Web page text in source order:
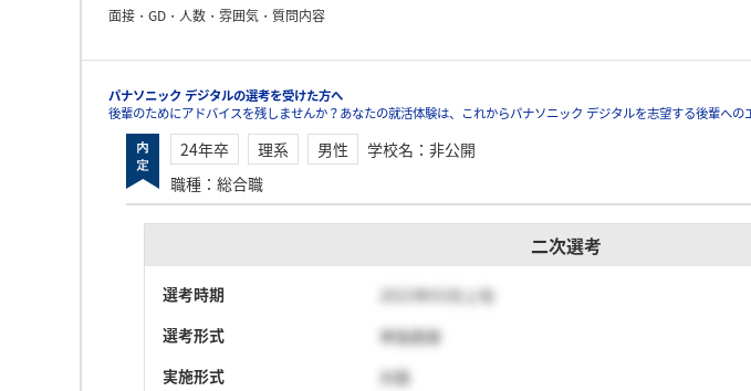
動画で知ろう！業界・企業研究
面接・GD・人数・雰囲気・質問内容
パナソニック デジタルの選考を受けた方へ
後輩のためにアドバイスを残しませんか？あなたの就活体験は、これからパナソニック デジタルを志望する後輩への
24年卒 理系 男性 学校名 ： 非公開
職種 ： 総合職
二次選考
選考時期
2023年03月上旬
選考形式
単独面接
実施形式
対面